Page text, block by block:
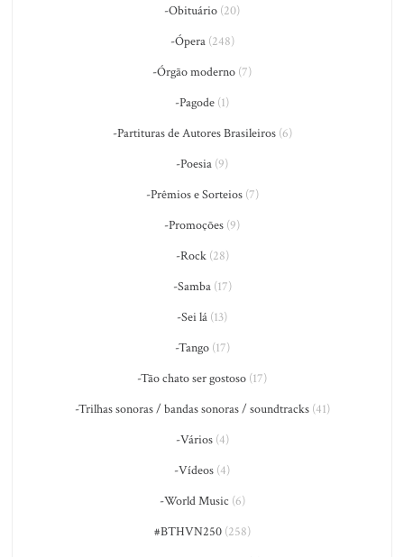
-Obituário (20)
-Ópera(248)
-Órgão moderno (7)
-Pagode (1)
-Partituras de Autores Brasileiros(6)
-Poesia (9)
-Prêmios e Sorteios(7)
-Promoções (9)
-Rock(28)
-Samba(17)
-Sei lá (13)
-Tango(17)
-Tão chato ser gostoso (17)
-Trilhas sonoras / bandas sonoras / soundtracks(41)
-Vários(4)
-Vídeos (4)
-World Music (6)
#BTHVN250(258)